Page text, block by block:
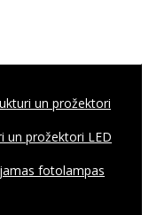
un prožektori
un prožektori LED
fotolampas